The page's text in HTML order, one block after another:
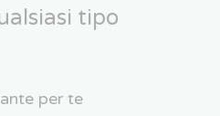
tipo
per te